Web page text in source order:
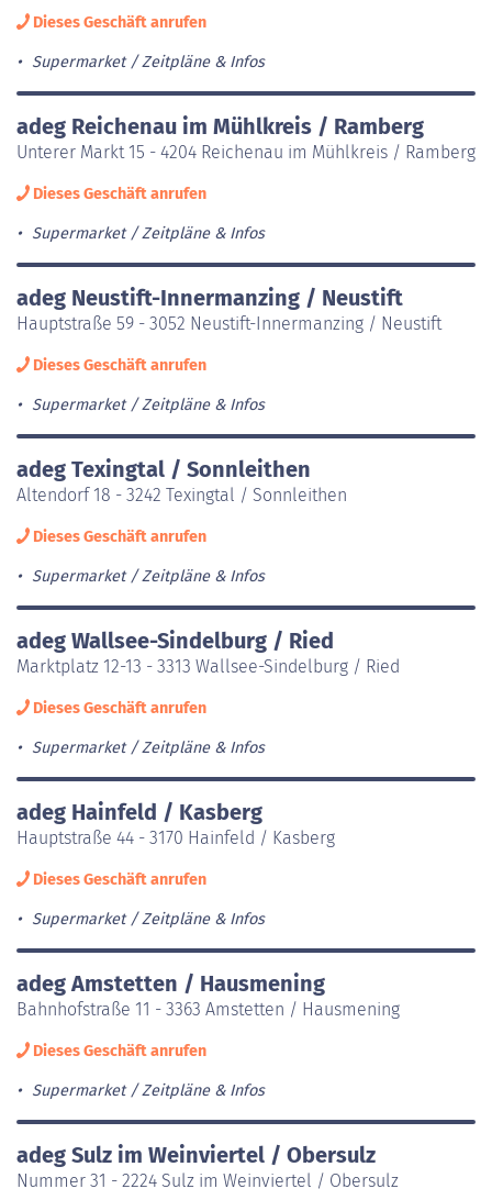
Dieses Geschäft anrufen
Supermarket Zeitpläne & Infos
adeg Reichenau im Mühlkreis / Ramberg
Unterer Markt 15 - 4204 Reichenau im Mühlkreis / Ramberg
Dieses Geschäft anrufen
Supermarket Zeitpläne & Infos
adeg Neustift-Innermanzing / Neustift
Hauptstraße 59 - 3052 Neustift-Innermanzing / Neustift
Dieses Geschäft anrufen
Supermarket Zeitpläne & Infos
adeg Texingtal / Sonnleithen
Altendorf 18 - 3242 Texingtal / Sonnleithen
Dieses Geschäft anrufen
Supermarket Zeitpläne & Infos
adeg Wallsee-Sindelburg / Ried
Marktplatz 12-13 - 3313 Wallsee-Sindelburg / Ried
Dieses Geschäft anrufen
Supermarket Zeitpläne & Infos
adeg Hainfeld / Kasberg
Hauptstraße 44 - 3170 Hainfeld / Kasberg
Dieses Geschäft anrufen
Supermarket Zeitpläne & Infos
adeg Amstetten / Hausmening
Bahnhofstraße 11 - 3363 Amstetten / Hausmening
Dieses Geschäft anrufen
Supermarket Zeitpläne & Infos
adeg Sulz im Weinviertel / Obersulz
Nummer 31 - 2224 Sulz im Weinviertel / Obersulz